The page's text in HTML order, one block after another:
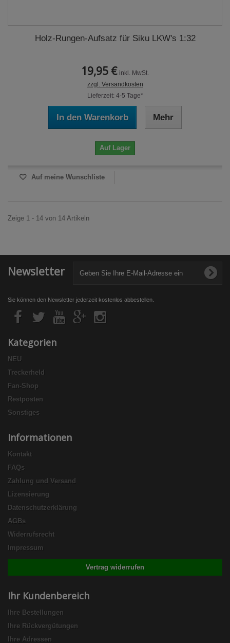
Holz-Rungen-Aufsatz für Siku LKW's 1:32
19,95 € inkl. MwSt.
zzgl. Versandkosten
Lieferzeit: 4-5 Tage*
In den Warenkorb Mehr
Auf Lager
Auf meine Wunschliste
Zeige 1 - 14 von 14 Artikeln
Newsletter
Sie können den Newsletter jederzeit kostenlos abbestellen.
Kategorien
NEU
Treckerheld
Fan-Shop
Restposten
Sonstiges
Informationen
Kontakt
FAQs
Zahlung und Versand
Lizensierung
Datenschutzerklärung
AGBs
Widerrufsrecht
Impressum
Vertrag widerrufen
Ihr Kundenbereich
Ihre Bestellungen
Ihre Rückvergütungen
Ihre Adressen